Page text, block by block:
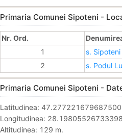
Primaria Comunei Sipoteni -
Nr. Ord.
1
s. Sipoteni
2
s. Podul
Primaria Comunei Sipoteni -
Latitudinea:
Longitudinea:
Altitudinea: 129 m.